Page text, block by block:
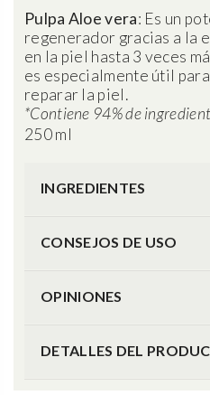
Pulpa Aloe vera: Es un
regenerador gracias a la
en la piel hasta 3 veces
es especialmente útil
reparar la piel.
*Contiene 94% de
250 ml
INGREDIENTES
CONSEJOS DE USO
OPINIONES
DETALLES DEL